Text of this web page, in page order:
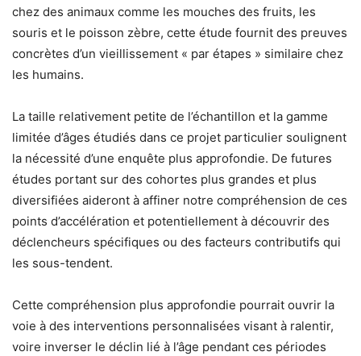
chez des animaux comme les mouches des fruits, les
souris et le poisson zèbre, cette étude fournit des preuves
concrètes d’un vieillissement « par étapes » similaire chez
les humains.
La taille relativement petite de l’échantillon et la gamme
limitée d’âges étudiés dans ce projet particulier soulignent
la nécessité d’une enquête plus approfondie. De futures
études portant sur des cohortes plus grandes et plus
diversifiées aideront à affiner notre compréhension de ces
points d’accélération et potentiellement à découvrir des
déclencheurs spécifiques ou des facteurs contributifs qui
les sous-tendent.
Cette compréhension plus approfondie pourrait ouvrir la
voie à des interventions personnalisées visant à ralentir,
voire inverser le déclin lié à l’âge pendant ces périodes